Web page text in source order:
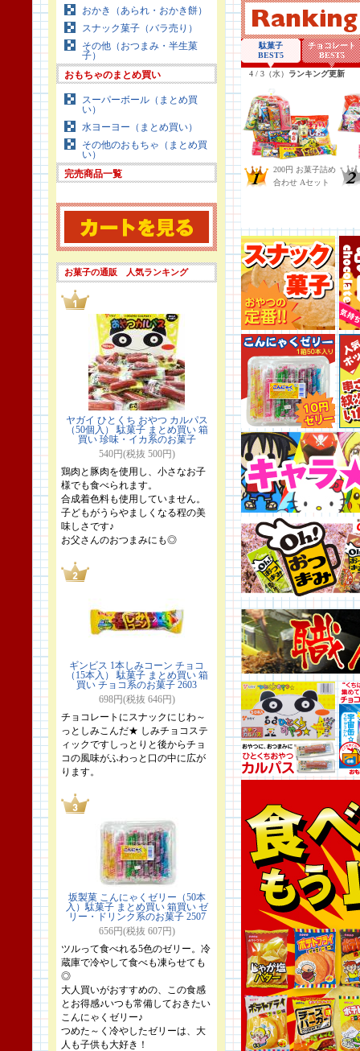
おかき（あられ・おかき餅）
スナック菓子（バラ売り）
その他（おつまみ・半生菓
子）
おもちゃのまとめ買い
スーパーボール（まとめ買
い）
水ヨーヨー（まとめ買い）
その他のおもちゃ（まとめ買
い）
完売商品一覧
お菓子の通販 人気ランキング
ヤガイ ひとくち おやつ カルパス
（50個入） 駄菓子 まとめ買い 箱
買い 珍味・イカ系のお菓子
540円(税抜 500円)
鶏肉と豚肉を使用し、小さなお子
様でも食べられます。
合成着色料も使用していません。
子どもがうらやましくなる程の美
味しさです♪
お父さんのおつまみにも◎
ギンビス 1本しみコーン チョコ
（15本入） 駄菓子 まとめ買い 箱
買い チョコ系のお菓子 2603
698円(税抜 646円)
チョコレートにスナックにじわ～
っとしみこんだ★ しみチョコステ
ィックですしっとりと後からチョ
コの風味がふわっと口の中に広が
ります。
坂製菓 こんにゃくゼリー（50本
入）駄菓子 まとめ買い 箱買い ゼ
リー・ドリンク系のお菓子 2507
656円(税抜 607円)
ツルって食べれる5色のゼリー。冷
蔵庫で冷やして食べも凍らせても
◎
大人買いがおすすめの、この食感
とお得感♪いつも常備しておきたい
こんにゃくゼリー♪
つめた～く冷やしたゼリーは、大
人も子供も大好き！